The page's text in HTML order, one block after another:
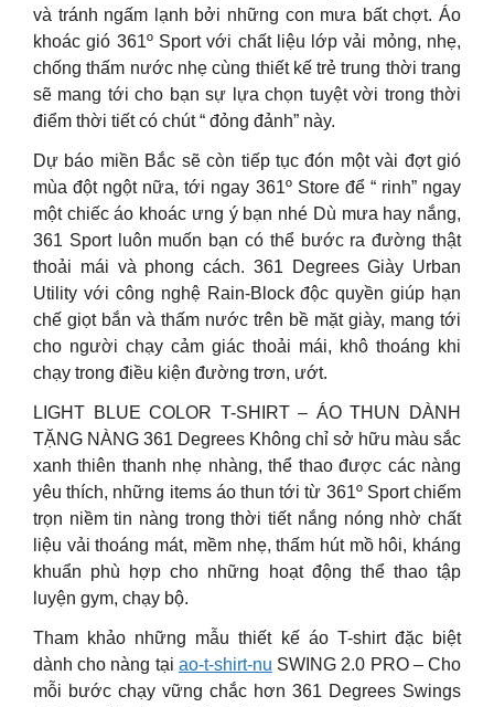
và tránh ngấm lạnh bởi những con mưa bất chợt. Áo
khoác gió 361º Sport với chất liệu lớp vải mỏng, nhẹ,
chống thấm nước nhẹ cùng thiết kế trẻ trung thời trang
sẽ mang tới cho bạn sự lựa chọn tuyệt vời trong thời
điểm thời tiết có chút “ đỏng đảnh” này.
Dự báo miền Bắc sẽ còn tiếp tục đón một vài đợt gió
mùa đột ngột nữa, tới ngay 361º Store để “ rinh” ngay
một chiếc áo khoác ưng ý bạn nhé Dù mưa hay nắng,
361 Sport luôn muốn bạn có thể bước ra đường thật
thoải mái và phong cách. 361 Degrees Giày Urban
Utility với công nghệ Rain-Block độc quyền giúp hạn
chế giọt bắn và thấm nước trên bề mặt giày, mang tới
cho người chạy cảm giác thoải mái, khô thoáng khi
chạy trong điều kiện đường trơn, ướt.
LIGHT BLUE COLOR T-SHIRT – ÁO THUN DÀNH
TẶNG NÀNG 361 Degrees Không chỉ sở hữu màu sắc
xanh thiên thanh nhẹ nhàng, thể thao được các nàng
yêu thích, những items áo thun tới từ 361º Sport chiếm
trọn niềm tin nàng trong thời tiết nắng nóng nhờ chất
liệu vải thoáng mát, mềm nhẹ, thấm hút mồ hôi, kháng
khuẩn phù hợp cho những hoạt động thể thao tập
luyện gym, chạy bộ.
Tham khảo những mẫu thiết kế áo T-shirt đặc biệt
dành cho nàng tại ao-t-shirt-nu SWING 2.0 PRO – Cho
mỗi bước chạy vững chắc hơn 361 Degrees Swings